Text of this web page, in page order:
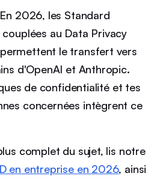
En 2026, les Standard
au Data Privacy
le transfert vers
d'OpenAI et Anthropic.
de confidentialité et tes
concernées intègrent ce
complet du sujet, lis notre
en entreprise en 2026, ainsi